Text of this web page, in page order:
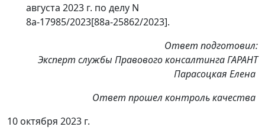
августа 2023 г. по делу N
8а-17985/2023[88а-25862/2023].
Ответ подготовил:
Эксперт службы Правового консалтинга ГАРАНТ
Парасоцкая Елена
Ответ прошел контроль качества
10 октября 2023 г.